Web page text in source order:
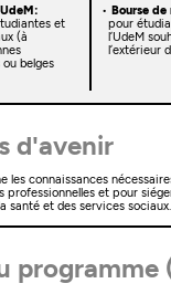
et
(à
belges
Bourse
pour
l’UdeM
l’extérieur
d'avenir
les connaissances
professionnelles et pour
santé et des services sociaux.
programme